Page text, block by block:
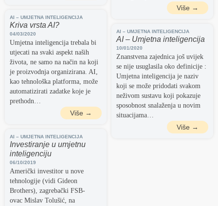
Više →
AI – UMJETNA INTELIGENCIJA
Kriva vrsta AI?
04/03/2020
Umjetna inteligencija trebala bi
utjecati na svaki aspekt naših
života, ne samo na način na koji
je proizvodnja organizirana. AI,
kao tehnološka platforma, može
automatizirati zadatke koje je
prethodn…
Više →
AI – UMJETNA INTELIGENCIJA
AI – Umjetna inteligencija
10/01/2020
Znanstvena zajednica još uvijek
se nije usuglasila oko definicije :
Umjetna inteligencija je naziv
koji se može pridodati svakom
neživom sustavu koji pokazuje
sposobnost snalaženja u novim
situacijama…
Više →
AI – UMJETNA INTELIGENCIJA
Investiranje u umjetnu
inteligenciju
06/10/2019
Američki investitor u nove
tehnologije (vidi Gideon
Brothers), zagrebački FSB-
ovac Mislav Tolušić, na